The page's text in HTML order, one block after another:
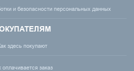
и безопасности персональных данных
здесь покупают
оплачивается заказ